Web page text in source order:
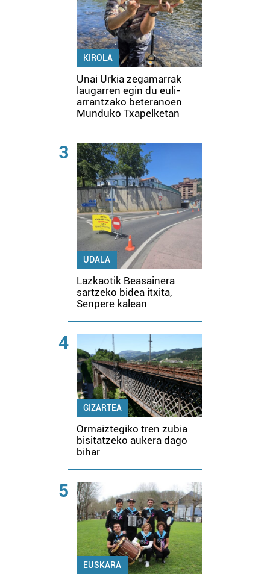
KIROLA
Unai Urkia zegamarrak
laugarren egin du euli-
arrantzako beteranoen
Munduko Txapelketan
3
UDALA
Lazkaotik Beasainera
sartzeko bidea itxita,
Senpere kalean
4
GIZARTEA
Ormaiztegiko tren zubia
bisitatzeko aukera dago
bihar
5
EUSKARA